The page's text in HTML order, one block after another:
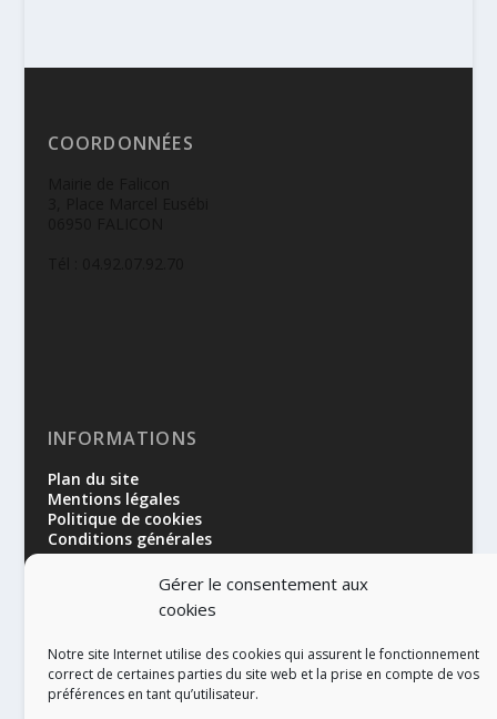
Gérer le consentement aux
cookies
Notre site Internet utilise des cookies qui assurent le fonctionnement
correct de certaines parties du site web et la prise en compte de vos
préférences en tant qu’utilisateur.
COORDONNÉES
INFORMATIONS
Plan du site
Mentions légales
Politique de cookies
Conditions générales